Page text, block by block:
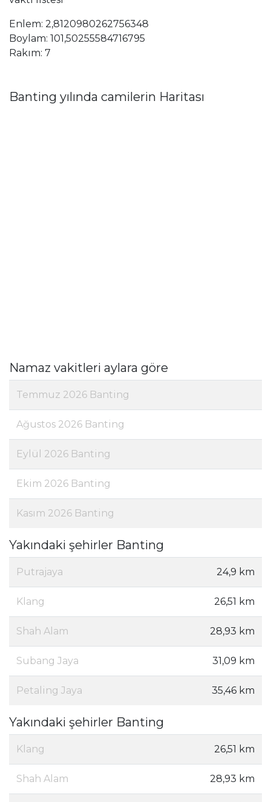
Enlem: 2,8120980262756348
Boylam: 101,50255584716795
Rakım: 7
Banting yılında camilerin Haritası
Namaz vakitleri aylara göre
Temmuz 2026 Banting
Ağustos 2026 Banting
Eylül 2026 Banting
Ekim 2026 Banting
Kasım 2026 Banting
Yakındaki şehirler Banting
Putrajaya 24,9 km
Klang 26,51 km
Shah Alam 28,93 km
Subang Jaya 31,09 km
Petaling Jaya 35,46 km
Yakındaki şehirler Banting
Klang 26,51 km
Shah Alam 28,93 km